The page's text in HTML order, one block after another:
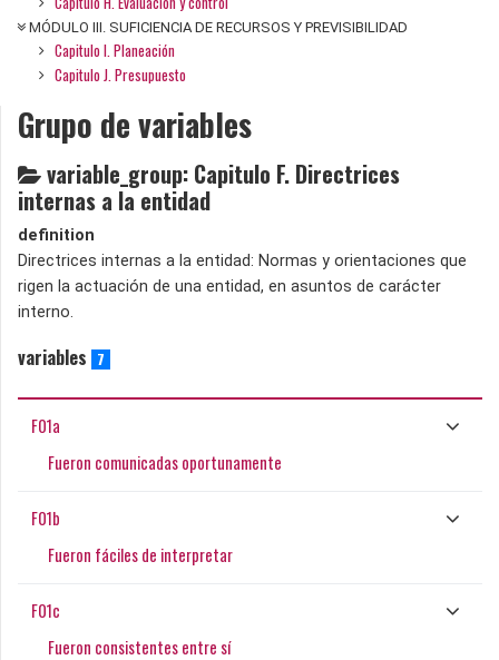
MÓDULO III. SUFICIENCIA DE RECURSOS Y PREVISIBILIDAD
Capitulo I. Planeación
Capitulo J. Presupuesto
Grupo de variables
variable_group: Capitulo F. Directrices
internas a la entidad
definition
Directrices internas a la entidad: Normas y orientaciones que
rigen la actuación de una entidad, en asuntos de carácter
interno.
variables 7
F01a
Fueron comunicadas oportunamente
F01b
Fueron fáciles de interpretar
F01c
Fueron consistentes entre sí